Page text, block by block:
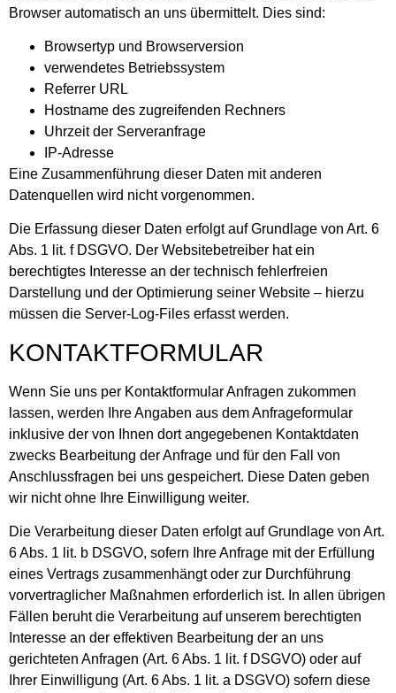
Browser automatisch an uns übermittelt. Dies sind:
Browsertyp und Browserversion
verwendetes Betriebssystem
Referrer URL
Hostname des zugreifenden Rechners
Uhrzeit der Serveranfrage
IP-Adresse
Eine Zusammenführung dieser Daten mit anderen
Datenquellen wird nicht vorgenommen.
Die Erfassung dieser Daten erfolgt auf Grundlage von Art. 6
Abs. 1 lit. f DSGVO. Der Websitebetreiber hat ein
berechtigtes Interesse an der technisch fehlerfreien
Darstellung und der Optimierung seiner Website – hierzu
müssen die Server-Log-Files erfasst werden.
KONTAKTFORMULAR
Wenn Sie uns per Kontaktformular Anfragen zukommen
lassen, werden Ihre Angaben aus dem Anfrageformular
inklusive der von Ihnen dort angegebenen Kontaktdaten
zwecks Bearbeitung der Anfrage und für den Fall von
Anschlussfragen bei uns gespeichert. Diese Daten geben
wir nicht ohne Ihre Einwilligung weiter.
Die Verarbeitung dieser Daten erfolgt auf Grundlage von Art.
6 Abs. 1 lit. b DSGVO, sofern Ihre Anfrage mit der Erfüllung
eines Vertrags zusammenhängt oder zur Durchführung
vorvertraglicher Maßnahmen erforderlich ist. In allen übrigen
Fällen beruht die Verarbeitung auf unserem berechtigten
Interesse an der effektiven Bearbeitung der an uns
gerichteten Anfragen (Art. 6 Abs. 1 lit. f DSGVO) oder auf
Ihrer Einwilligung (Art. 6 Abs. 1 lit. a DSGVO) sofern diese